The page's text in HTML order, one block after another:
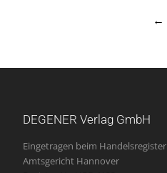
←
DEGENER Verlag GmbH
Eingetragen beim Handelsregister
Amtsgericht Hannover